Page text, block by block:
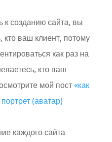
к созданию сайта, вы
ваш клиент, потому
как раз на
кто ваш
мой пост«как
(аватар)
каждого сайта